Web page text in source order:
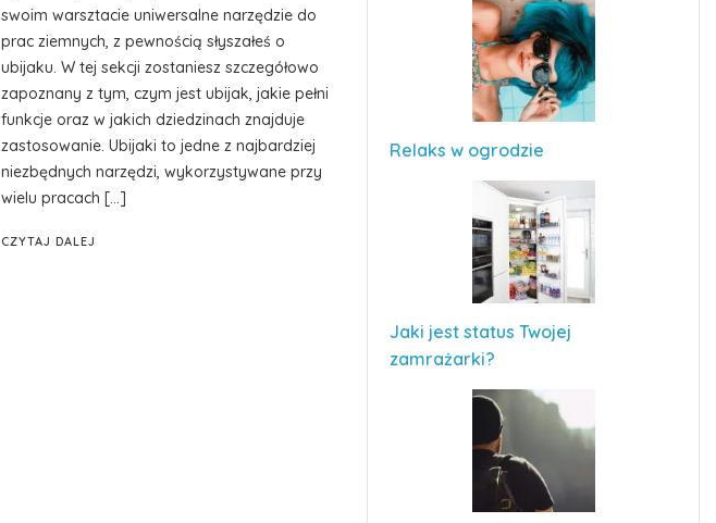
swoim warsztacie uniwersalne narzędzie do
prac ziemnych, z pewnością słyszałeś o
ubijaku. W tej sekcji zostaniesz szczegółowo
zapoznany z tym, czym jest ubijak, jakie pełni
funkcje oraz w jakich dziedzinach znajduje
zastosowanie. Ubijaki to jedne z najbardziej
niezbędnych narzędzi, wykorzystywane przy
wielu pracach […]
CZYTAJ DALEJ
Relaks w ogrodzie
Jaki jest status Twojej
zamrażarki?